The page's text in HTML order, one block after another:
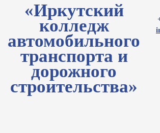
«Иркутский
колледж
автомобильного
транспорта и
дорожного
строительства»